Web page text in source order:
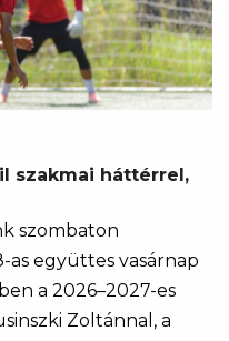
szakmai háttérrel,
szombaton
as együttes vasárnap
a 2026–2027-es
Zoltánnal, a